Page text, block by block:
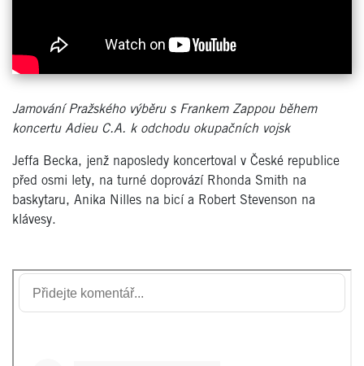
Jamování Pražského výběru s Frankem Zappou během
koncertu Adieu C.A. k odchodu okupačních vojsk
Jeffa Becka, jenž naposledy koncertoval v České republice
před osmi lety, na turné doprovází Rhonda Smith na
baskytaru, Anika Nilles na bicí a Robert Stevenson na
klávesy.